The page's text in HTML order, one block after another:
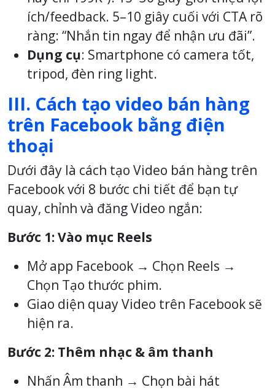
ích/feedback. 5–10 giây cuối với CTA rõ
ràng: “Nhắn tin ngay để nhận ưu đãi”.
Dụng cụ: Smartphone có camera tốt,
tripod, đèn ring light.
III. Cách tạo video bán hàng
trên Facebook bằng điện
thoại
Dưới đây là cách tạo Video bán hàng trên
Facebook với 8 bước chi tiết để bạn tự
quay, chỉnh và đăng Video ngắn:
Bước 1: Vào mục Reels
Mở app Facebook → Chọn Reels →
Chọn Tạo thước phim.
Giao diện quay Video trên Facebook sẽ
hiện ra.
Bước 2: Thêm nhạc & âm thanh
Nhấn Âm thanh → Chọn bài hát